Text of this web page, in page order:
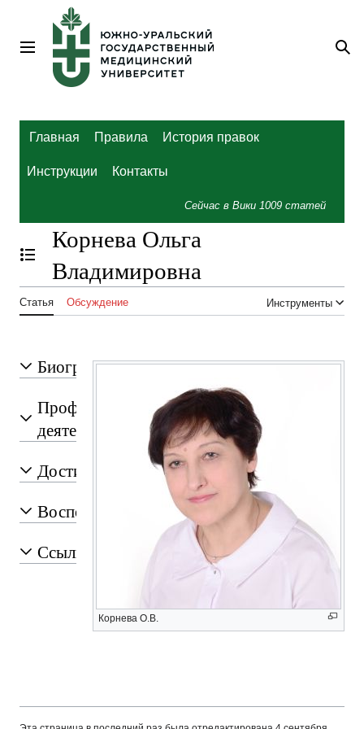
содержанию
Главное меню
Главная Правила История правок
Инструкции Контакты
Сейчас в Вики 1009 статей
Отобразить/Скрыть содержание
Корнева Ольга
Владимировна
Статья Обсуждение Инструменты
Корнева О.В.
Биография
Профессиональная
деятельность
Достижения
Воспоминания
Ссылки